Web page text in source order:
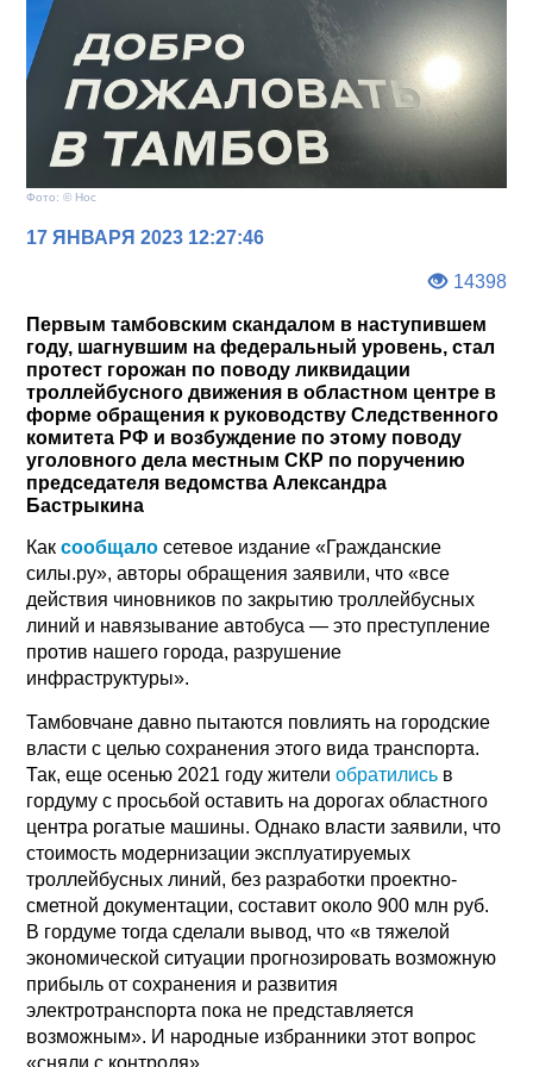
Фото: © Нос
17 ЯНВАРЯ 2023 12:27:46
14398
Первым тамбовским скандалом в наступившем
году, шагнувшим на федеральный уровень, стал
протест горожан по поводу ликвидации
троллейбусного движения в областном центре в
форме обращения к руководству Следственного
комитета РФ и возбуждение по этому поводу
уголовного дела местным СКР по поручению
председателя ведомства Александра
Бастрыкина
Каксообщало сетевое издание «Гражданские
силы.ру», авторы обращения заявили, что «все
действия чиновников по закрытию троллейбусных
линий и навязывание автобуса — это преступление
против нашего города, разрушение
инфраструктуры».
Тамбовчане давно пытаются повлиять на городские
власти с целью сохранения этого вида транспорта.
Так, еще осенью 2021 году жителиобратились в
гордуму с просьбой оставить на дорогах областного
центра рогатые машины. Однако власти заявили, что
стоимость модернизации эксплуатируемых
троллейбусных линий, без разработки проектно-
сметной документации, составит около 900 млн руб.
В гордуме тогда сделали вывод, что «в тяжелой
экономической ситуации прогнозировать возможную
прибыль от сохранения и развития
электротранспорта пока не представляется
возможным». И народные избранники этот вопрос